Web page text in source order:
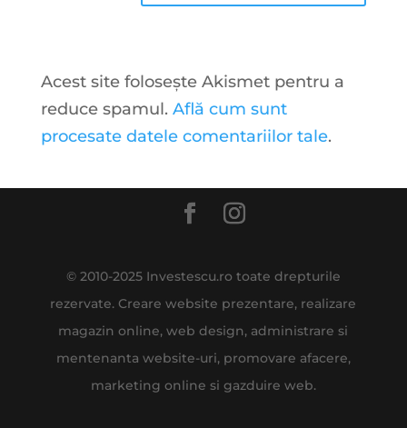
Acest site folosește Akismet pentru a
reduce spamul. Află cum sunt
procesate datele comentariilor tale.
© 2010-2025 Investescu.ro toate drepturile
rezervate. Creare website prezentare, realizare
magazin online, web design, administrare si
mentenanta website-uri, promovare afacere,
marketing online si gazduire web.